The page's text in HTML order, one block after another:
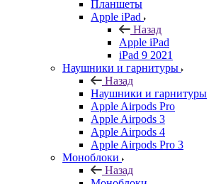
Планшеты
Apple iPad
Назад
Apple iPad
iPad 9 2021
Наушники и гарнитуры
Назад
Наушники и гарнитуры
Apple Airpods Pro
Apple Airpods 3
Apple Airpods 4
Apple Airpods Pro 3
Моноблоки
Назад